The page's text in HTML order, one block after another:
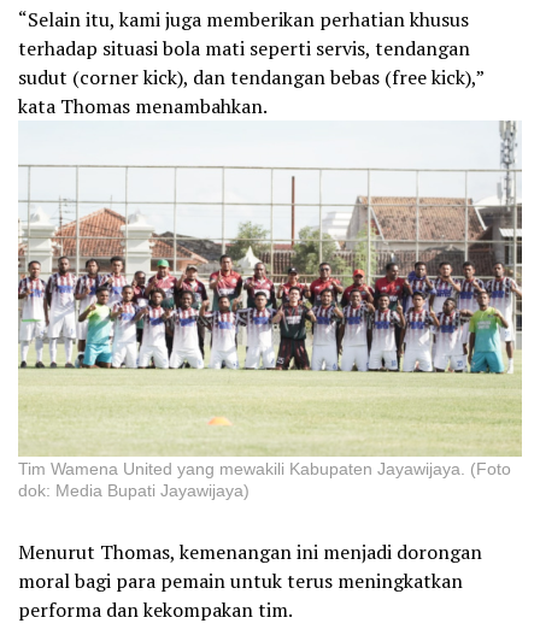
“Selain itu, kami juga memberikan perhatian khusus
terhadap situasi bola mati seperti servis, tendangan
sudut (corner kick), dan tendangan bebas (free kick),”
kata Thomas menambahkan.
Tim Wamena United yang mewakili Kabupaten Jayawijaya. (Foto
dok: Media Bupati Jayawijaya)
Menurut Thomas, kemenangan ini menjadi dorongan
moral bagi para pemain untuk terus meningkatkan
performa dan kekompakan tim.